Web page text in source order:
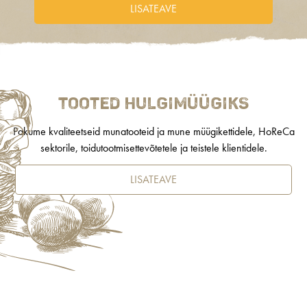
LISATEAVE
Tooted hulgimüügiks
Pakume kvaliteetseid munatooteid ja mune müügikettidele, HoReCa
sektorile, toidutootmisettevõtetele ja teistele klientidele.
LISATEAVE